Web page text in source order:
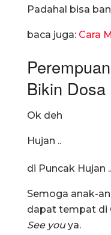
Padahal bisa
baca juga: Cara
Bikin Dosa
Ok deh
Hujan ..
di Puncak Hujan ..
Semoga anak-
dapat tempat di
See youya.